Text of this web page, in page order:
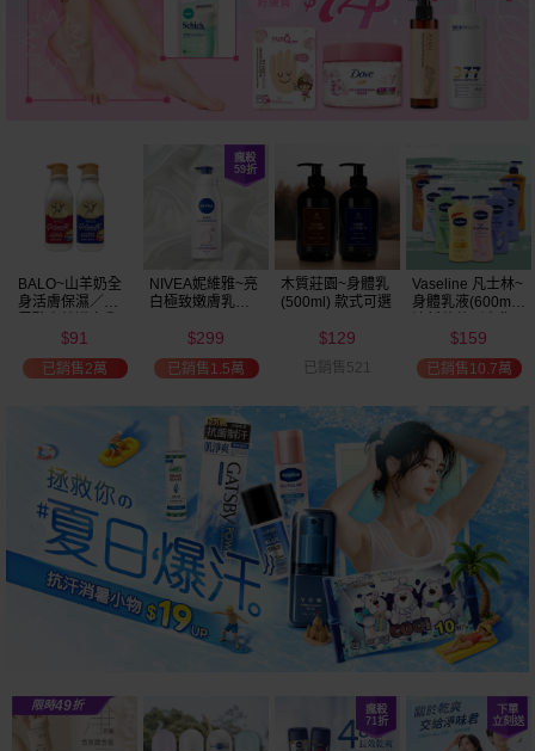
BALO~山羊奶全
身活膚保濕／玻
液(550ml) 款式可
選
$91
已銷售2萬
NIVEA妮維雅~亮
白極致嫩膚乳液
$299
已銷售1.5萬
木質莊園~身體乳
(500ml) 款式可選
$129
已銷售521
Vaseline 凡士林~
身體乳液(600ml)
保濕鎖水／全方
位保濕鎖水／可
可油／薰衣草／
+E 款式可選
$159
已銷售10.7萬